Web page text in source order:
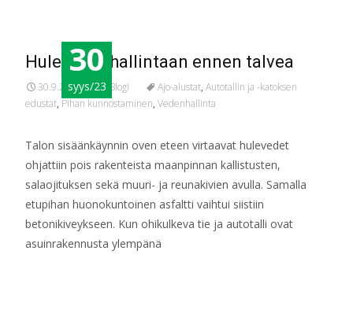
30
syys/23
Hulevedet hallintaan ennen talvea
30.9.2023 Blogi Ajo-alustat, Autotallin ja -katoksen
edustat, Pihan kunnostaminen, Vedenhallinta
Talon sisäänkäynnin oven eteen virtaavat hulevedet
ohjattiin pois rakenteista maanpinnan kallistusten,
salaojituksen sekä muuri- ja reunakivien avulla. Samalla
etupihan huonokuntoinen asfaltti vaihtui siistiin
betonikiveykseen. Kun ohikulkeva tie ja autotalli ovat
asuinrakennusta ylempänä